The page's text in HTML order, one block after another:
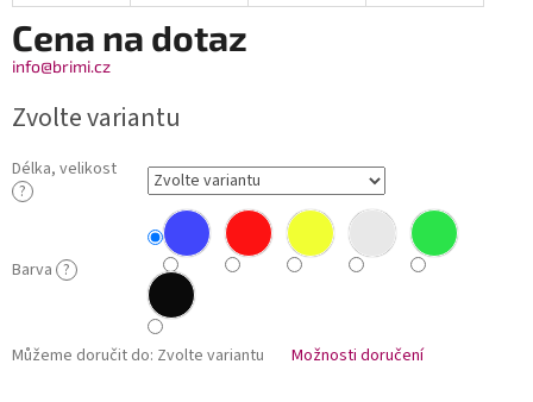
Cena na dotaz
info@brimi.cz
Zvolte variantu
Délka, velikost
?
Barva ?
Můžeme doručit do: Zvolte variantu Možnosti doručení